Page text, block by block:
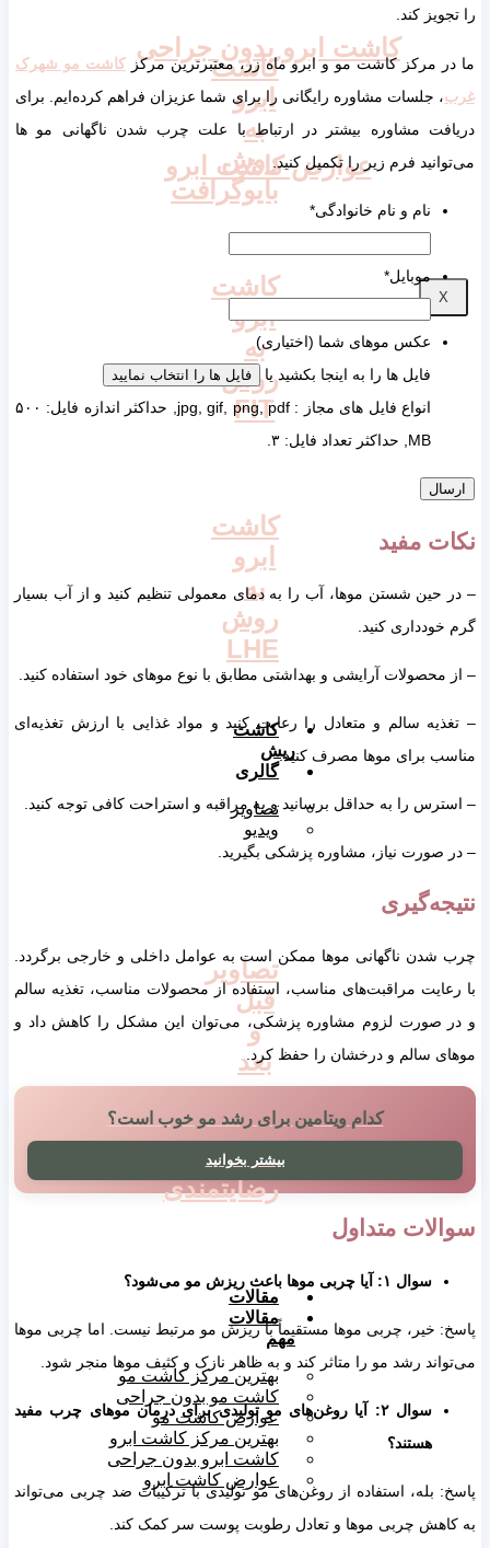
کاشت ابرو بدون جراحی
عوارض کاشت ابرو
X
کاشت
ابرو
به
روش
بایوگرافت
کاشت
ابرو
به
روش
FIT
کاشت
ابرو
به
روش
LHE
کاشت
ریش
گالری
تصاویر
ویدیو
تصاویر
قبل
و
بعد
ویدیوهای
رضایتمندی
مقالات
مقالات
مهم
بهترین مرکز کاشت مو
کاشت مو بدون جراحی
عوارض کاشت مو
بهترین مرکز کاشت ابرو
کاشت ابرو بدون جراحی
عوارض کاشت ابرو
را تجویز کند.
ما در مرکز کاشت مو و ابرو ماه زر، معتبرترین مرکزکاشت مو شهرک
غرب، جلسات مشاوره رایگانی را برای شما عزیزان فراهم کرده‌ایم. برای
دریافت مشاوره بیشتر در ارتباط با علت چرب شدن ناگهانی مو ها
می‌توانید فرم زیر را تکمیل کنید.
نام و نام خانوادگی*
موبایل*
عکس موهای شما (اختیاری)
فایل ها را به اینجا بکشید یا
فایل ها را انتخاب نمایید
انواع فایل های مجاز : jpg, gif, png, pdf, حداکثر اندازه فایل: ۵۰۰
MB, حداکثر تعداد فایل: ۳.
نکات مفید
– در حین شستن موها، آب را به دمای معمولی تنظیم کنید و از آب بسیار
گرم خودداری کنید.
– از محصولات آرایشی و بهداشتی مطابق با نوع موهای خود استفاده کنید.
– تغذیه سالم و متعادل را رعایت کنید و مواد غذایی با ارزش تغذیه‌ای
مناسب برای موها مصرف کنید.
– استرس را به حداقل برسانید و به مراقبه و استراحت کافی توجه کنید.
– در صورت نیاز، مشاوره پزشکی بگیرید.
نتیجه‌گیری
چرب شدن ناگهانی موها ممکن است به عوامل داخلی و خارجی برگردد.
با رعایت مراقبت‌های مناسب، استفاده از محصولات مناسب، تغذیه سالم
و در صورت لزوم مشاوره پزشکی، می‌توان این مشکل را کاهش داد و
موهای سالم و درخشان را حفظ کرد.
کدام ویتامین برای رشد مو خوب است؟
بیشتر بخوانید
سوالات متداول
سوال ۱: آیا چربی موها باعث ریزش مو می‌شود؟
پاسخ: خیر، چربی موها مستقیماً با ریزش مو مرتبط نیست. اما چربی موها
می‌تواند رشد مو را متاثر کند و به ظاهر نازک و کثیف موها منجر شود.
سوال ۲: آیا روغن‌های مو تولیدی برای درمان موهای چرب مفید
هستند؟
پاسخ: بله، استفاده از روغن‌های مو تولیدی با ترکیبات ضد چربی می‌تواند
به کاهش چربی موها و تعادل رطوبت پوست سر کمک کند.